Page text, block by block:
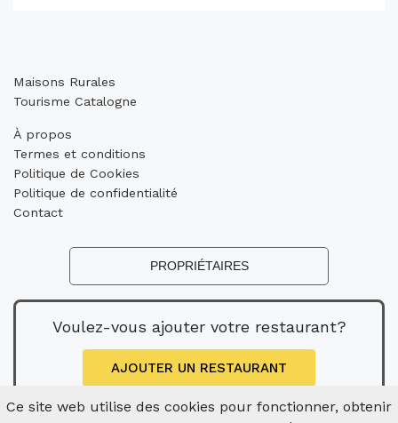
Maisons Rurales
Tourisme Catalogne
À propos
Termes et conditions
Politique de Cookies
Politique de confidentialité
Contact
PROPRIÉTAIRES
Voulez-vous ajouter votre restaurant?
AJOUTER UN RESTAURANT
Ce site web utilise des cookies pour fonctionner, obtenir